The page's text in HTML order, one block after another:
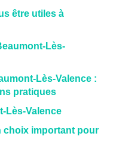
être utiles à
Lès-
Lès-Valence :
pratiques
Lès-Valence
choix important pour